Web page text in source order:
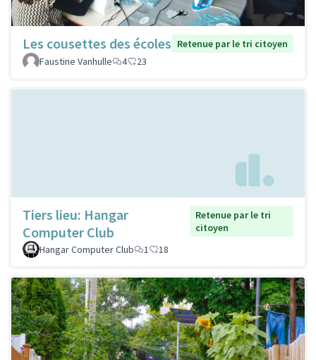
Les cousettes des écoles Retenue par le tri citoyen
Faustine Vanhulle
4 23
Tiers lieu: Hangar
Computer Club
Retenue par le tri
citoyen
Hangar Computer Club
1 18